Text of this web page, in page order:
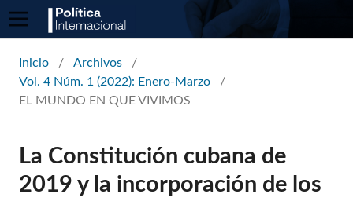
Inicio / Archivos
/
Vol. 4 Núm. 1 (2022): Enero-Marzo
/
EL MUNDO EN QUE VIVIMOS
La Constitución cubana de
2019 y la incorporación de los